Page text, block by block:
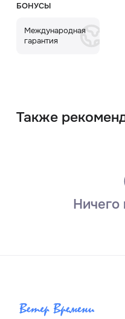
БОНУСЫ
Международная
гарантия
Также
Ничего